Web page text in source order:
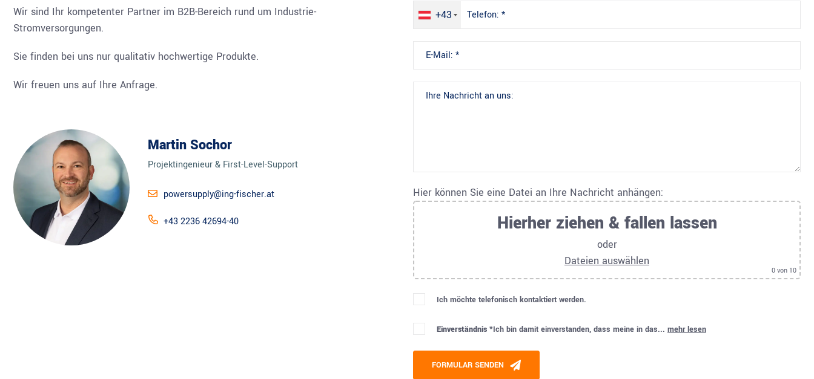
Wir sind Ihr kompetenter Partner im B2B-Bereich rund um Industrie-
Stromversorgungen.
Sie finden bei uns nur qualitativ hochwertige Produkte.
Wir freuen uns auf Ihre Anfrage.
Martin Sochor
Projektingenieur & First-Level-Support
powersupply@ing-fischer.at
+43 2236 42694-40
+43
Hier können Sie eine Datei an Ihre Nachricht anhängen:
Hierher ziehen & fallen lassen
oder
Dateien auswählen
0 von 10
Ich möchte telefonisch kontaktiert werden.
Einverständnis *Ich bin damit einverstanden, dass meine in das... mehr lesen
Please leave this field empty.
FORMULAR SENDEN